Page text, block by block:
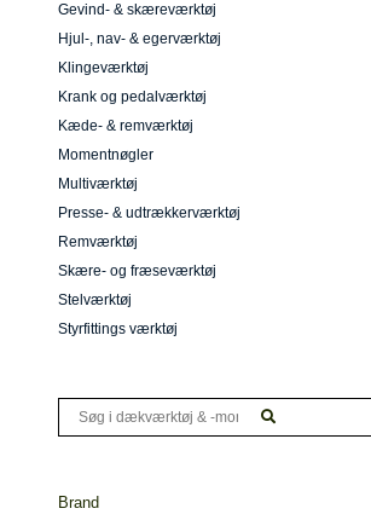
Gevind- & skæreværktøj
Hjul-, nav- & egerværktøj
Klingeværktøj
Krank og pedalværktøj
Kæde- & remværktøj
Momentnøgler
Multiværktøj
Presse- & udtrækkerværktøj
Remværktøj
Skære- og fræseværktøj
Stelværktøj
Styrfittings værktøj
Brand